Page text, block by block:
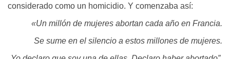
considerado como un homicidio. Y comenzaba así:
«Un millón de mujeres abortan cada año en Francia.
Se sume en el silencio a estos millones de mujeres.